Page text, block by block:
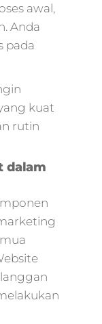
awal,
Anda
pada
kuat
rutin
dalam